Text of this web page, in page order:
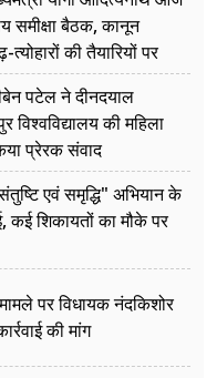
समीक्षा बैठक, कानून
की तैयारियों पर
पटेल ने दीनदयाल
विश्वविद्यालय की महिला
प्रेरक संवाद
एवं समृद्धि" अभियान के
कई शिकायतों का मौके पर
पर विधायक नंदकिशोर
की मांग